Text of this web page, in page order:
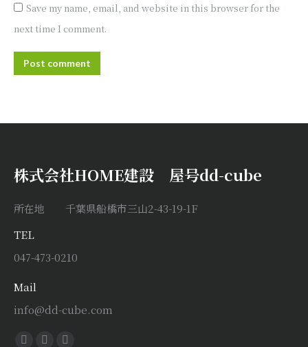
Save my name, email, and website in this browser for the
next time I comment.
Post comment
株式会社HOME建設 屋号dd-cube
所在地 千葉県船橋市三山2-43-19-1F
TEL
047-473-0210
Mail
info@dd-cube.com
Find us on: